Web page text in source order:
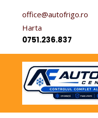
office@autofrigo.ro
Harta
0751.236.837